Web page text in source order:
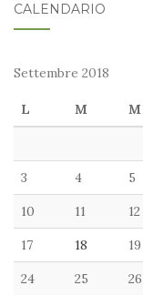
CALENDARIO
Settembre 2018
L M M
3 4 5
10 11 12
17 18 19
24 25 26